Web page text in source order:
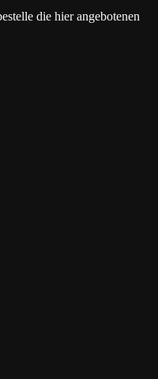
die hier angebotenen